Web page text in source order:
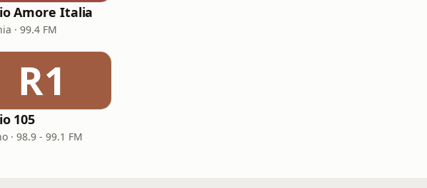
Amore Italia
· 99.4 FM
R1
105
· 98.9 - 99.1 FM